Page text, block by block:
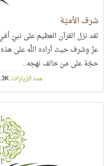
شرف الأميّة
لقد نزل القرآن العظيم على نبيّ
عزّ وشرف حيث أراده اللَّه على
حجّة على من خالف نهجه..
عدد الزيارات:15.3K